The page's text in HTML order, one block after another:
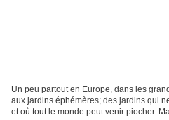
Un peu partout en Europe, dans les
aux jardins éphémères; des jardins qui
et où tout le monde peut venir piocher.